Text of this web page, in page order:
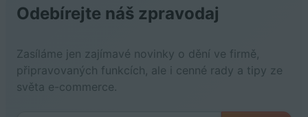
Odebírejte náš zpravodaj
Zasíláme jen zajímavé novinky o dění ve firmě,
připravovaných funkcích, ale i cenné rady a tipy ze
světa e-commerce.